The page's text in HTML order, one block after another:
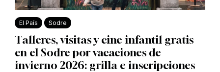
El País Sodre
Talleres, visitas y cine infantil gratis
en el Sodre por vacaciones de
invierno 2026: grilla e inscripciones